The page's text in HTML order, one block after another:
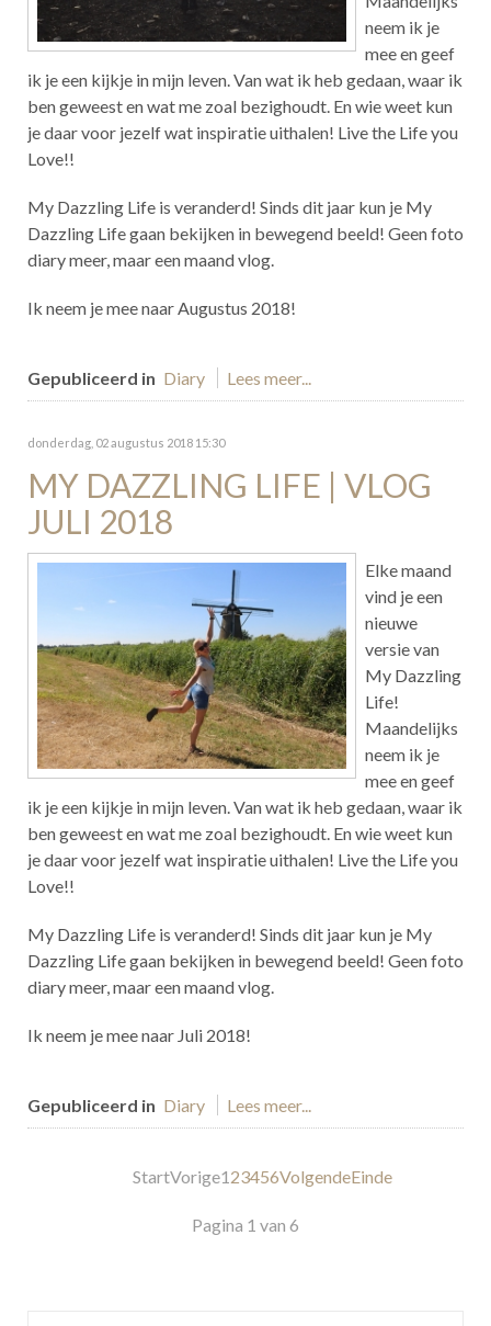
neem ik je
mee en geef
ik je een kijkje in mijn leven. Van wat ik heb gedaan, waar ik
ben geweest en wat me zoal bezighoudt. En wie weet kun
je daar voor jezelf wat inspiratie uithalen! Live the Life you
Love!!
My Dazzling Life is veranderd! Sinds dit jaar kun je My
Dazzling Life gaan bekijken in bewegend beeld! Geen foto
diary meer, maar een maand vlog.
Ik neem je mee naar Augustus 2018!
Gepubliceerd in Diary Lees meer...
donderdag, 02 augustus 2018 15:30
MY DAZZLING LIFE | VLOG
JULI 2018
Elke maand
vind je een
nieuwe
versie van
My Dazzling
Life!
Maandelijks
neem ik je
mee en geef
ik je een kijkje in mijn leven. Van wat ik heb gedaan, waar ik
ben geweest en wat me zoal bezighoudt. En wie weet kun
je daar voor jezelf wat inspiratie uithalen! Live the Life you
Love!!
My Dazzling Life is veranderd! Sinds dit jaar kun je My
Dazzling Life gaan bekijken in bewegend beeld! Geen foto
diary meer, maar een maand vlog.
Ik neem je mee naar Juli 2018!
Gepubliceerd in Diary Lees meer...
StartVorige1 23456VolgendeEinde
Pagina 1 van 6